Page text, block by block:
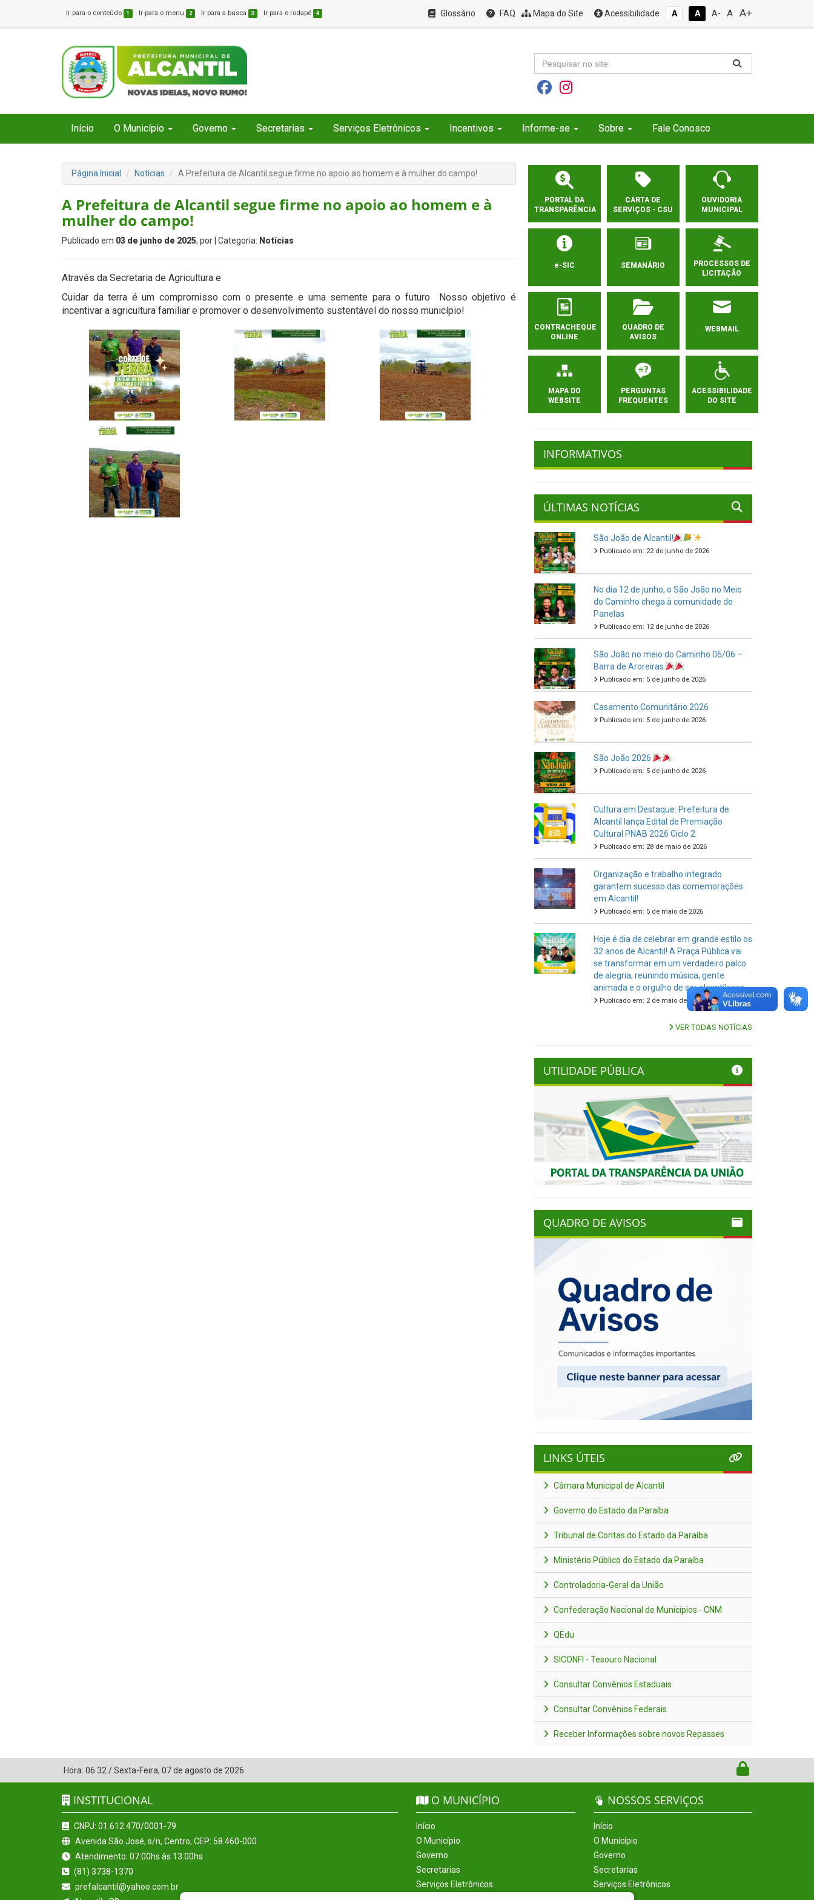
Ir para o conteúdo 1 Ir para o menu 2 Ir para a busca 3 Ir para o rodapé 4 Glossário FAQ Mapa do Site Acessibilidade A A A- A A+
Início O Município Governo Secretarias Serviços Eletrônicos Incentivos Informe-se Sobre Fale Conosco
Página Inicial Notícias A Prefeitura de Alcantil segue firme no apoio ao homem e à mulher do campo!
A Prefeitura de Alcantil segue firme no apoio ao homem e à
mulher do campo!
Publicado em 03 de junho de 2025, por | Categoria: Notícias
Através da Secretaria de Agricultura e
Cuidar da terra é um compromisso com o presente e uma semente para o futuro
Nosso objetivo é
incentivar a agricultura familiar e promover o desenvolvimento sustentável do nosso município!
PORTAL DA
TRANSPARÊNCIA
CARTA DE
SERVIÇOS - CSU
OUVIDORIA
MUNICIPAL
e-SIC SEMANÁRIO
PROCESSOS DE
LICITAÇÃO
CONTRACHEQUE
ONLINE
QUADRO DE
AVISOS
WEBMAIL
MAPA DO
WEBSITE
PERGUNTAS
FREQUENTES
ACESSIBILIDADE
DO SITE
INFORMATIVOS
ÚLTIMAS NOTÍCIAS
São João de Alcantil!
Publicado em: 22 de junho de 2026
No dia 12 de junho, o São João no Meio
do Caminho chega à comunidade de
Panelas
Publicado em: 12 de junho de 2026
São João no meio do Caminho 06/06 –
Barra de Aroreiras
Publicado em: 5 de junho de 2026
Casamento Comunitário 2026
Publicado em: 5 de junho de 2026
São João 2026
Publicado em: 5 de junho de 2026
Cultura em Destaque: Prefeitura de
Alcantil lança Edital de Premiação
Cultural PNAB 2026 Ciclo 2
Publicado em: 28 de maio de 2026
Organização e trabalho integrado
garantem sucesso das comemorações
em Alcantil!
Publicado em: 5 de maio de 2026
Hoje é dia de celebrar em grande estilo os
32 anos de Alcantil! A Praça Pública vai
se transformar em um verdadeiro palco
de alegria, reunindo música, gente
animada e o orgulho de ser alcantilense.
Publicado em: 2 de maio de 2026
VER TODAS NOTÍCIAS
UTILIDADE PÚBLICA
Previous Next
QUADRO DE AVISOS
LINKS ÚTEIS
Câmara Municipal de Alcantil
Governo do Estado da Paraíba
Tribunal de Contas do Estado da Paraíba
Ministério Público do Estado da Paraíba
Controladoria-Geral da União
Confederação Nacional de Municípios - CNM
QEdu
SICONFI - Tesouro Nacional
Consultar Convênios Estaduais
Consultar Convênios Federais
Receber Informações sobre novos Repasses
Hora: 06:32 /Sexta-Feira, 07 de agosto de 2026
INSTITUCIONAL
CNPJ: 01.612.470/0001-79
Avenida São José, s/n, Centro, CEP: 58.460-000
Atendimento: 07:00hs às 13:00hs
(81) 3738-1370
prefalcantil@yahoo.com.br
O MUNICÍPIO
Início
O Município
Governo
Secretarias
Serviços Eletrônicos
NOSSOS SERVIÇOS
Início
O Município
Governo
Secretarias
Serviços Eletrônicos